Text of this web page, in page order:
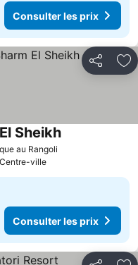
Consulter les prix
Partager
au Rangoli
Sheikh
ville
Consulter les prix